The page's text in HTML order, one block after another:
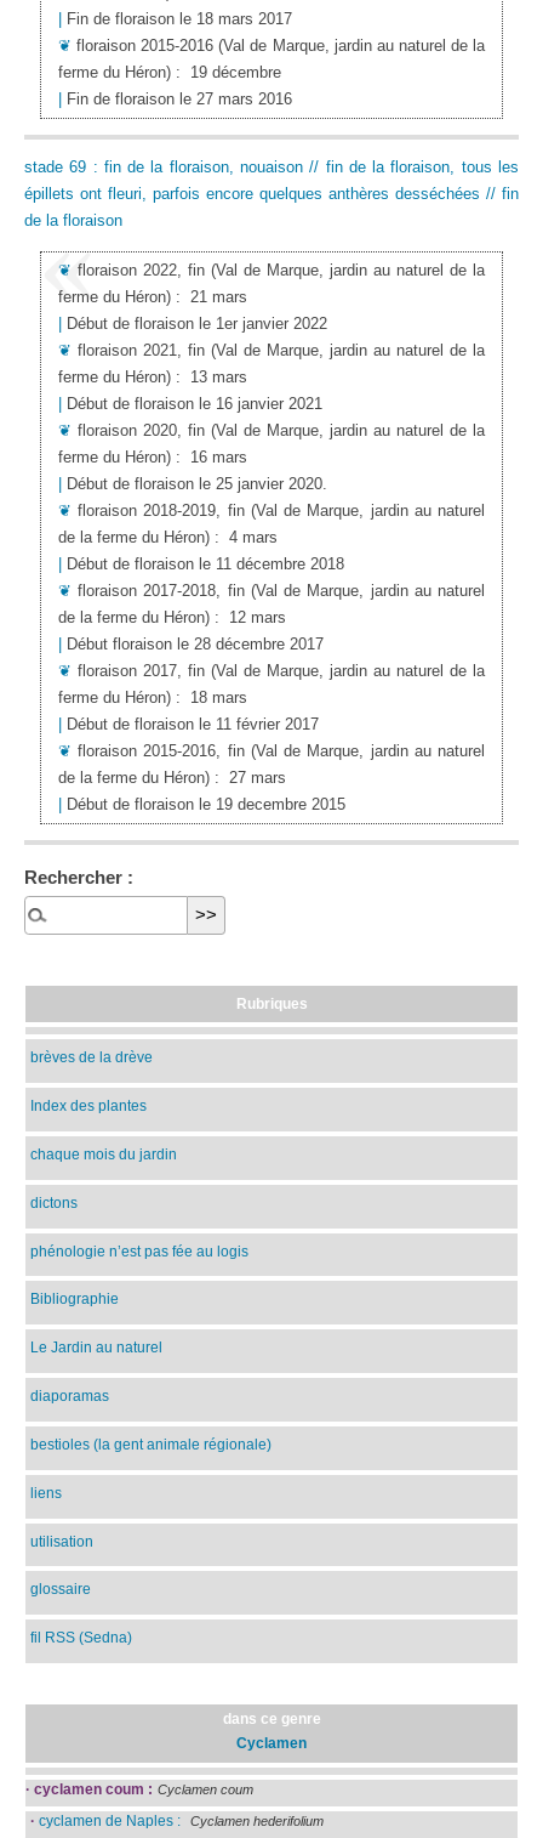
| Fin de floraison le 18 mars 2017
❦ floraison 2015-2016 (Val de Marque, jardin au naturel de la
ferme du Héron): 19 décembre
| Fin de floraison le 27 mars 2016
stade 69 : fin de la floraison, nouaison // fin de la floraison, tous les
épillets ont fleuri, parfois encore quelques anthères desséchées // fin
de la floraison
❦ floraison 2022, fin (Val de Marque, jardin au naturel de la
ferme du Héron): 21 mars
| Début de floraison le 1er janvier 2022
❦ floraison 2021, fin (Val de Marque, jardin au naturel de la
ferme du Héron): 13 mars
| Début de floraison le 16 janvier 2021
❦ floraison 2020, fin (Val de Marque, jardin au naturel de la
ferme du Héron): 16 mars
| Début de floraison le 25 janvier 2020.
❦floraison 2018-2019, fin (Val de Marque, jardin au naturel
de la ferme du Héron): 4 mars
| Début de floraison le 11 décembre 2018
❦floraison 2017-2018, fin (Val de Marque, jardin au naturel
de la ferme du Héron): 12 mars
| Début floraison le 28 décembre 2017
❦ floraison 2017, fin (Val de Marque, jardin au naturel de la
ferme du Héron): 18 mars
| Début de floraison le 11 février 2017
❦floraison 2015-2016, fin (Val de Marque, jardin au naturel
de la ferme du Héron): 27 mars
| Début de floraison le 19 decembre 2015
Rechercher :
Rubriques
brèves de la drève
Index des plantes
chaque mois du jardin
dictons
phénologie n’est pas fée au logis
Bibliographie
Le Jardin au naturel
diaporamas
bestioles (la gent animale régionale)
liens
utilisation
glossaire
fil RSS (Sedna)
dans ce genre
Cyclamen
· cyclamen coum : Cyclamen coum
· cyclamen de Naples : Cyclamen hederifolium